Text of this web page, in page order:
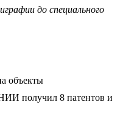
до специального
объекты
получил 8 патентов и